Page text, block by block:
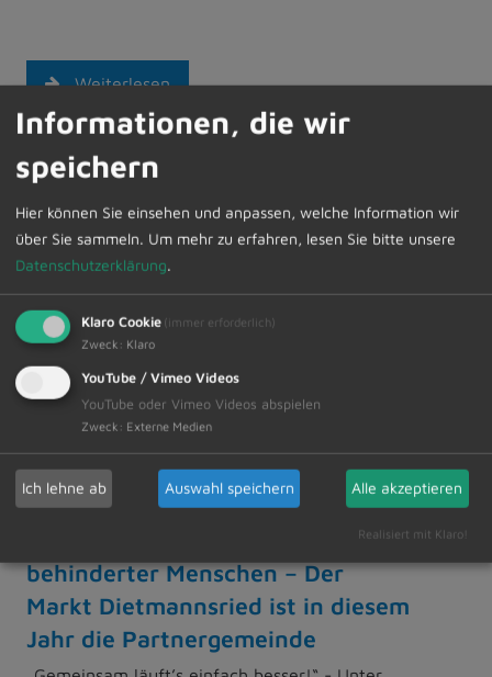
Weiterlesen
Bürgersprechstunden des Ersten
Bürgermeisters – auch digital
möglich
In der kommenden Woche steht Bürgermeister
Werner Endres am Montag, 14. Juli 2025 von
16.30 Uhr - 18.00 Uhr für Fragen und
Gespräche im Rathaus zur…
Weiterlesen
11.07.2025
Allgäuer Benefizlauf zu Gunsten
behinderter Menschen – Der
Markt Dietmannsried ist in diesem
Jahr die Partnergemeinde
Informationen, die wir
speichern
Hier können Sie einsehen und anpassen, welche Information wir
über Sie sammeln. Um mehr zu erfahren, lesen Sie bitte unsere
Datenschutzerklärung.
Klaro Cookie (immer erforderlich)
Zweck : Klaro
YouTube / Vimeo Videos
YouTube oder Vimeo Videos abspielen
Zweck : Externe Medien
Ich lehne ab Auswahl speichern Alle akzeptieren
Realisiert mit Klaro!